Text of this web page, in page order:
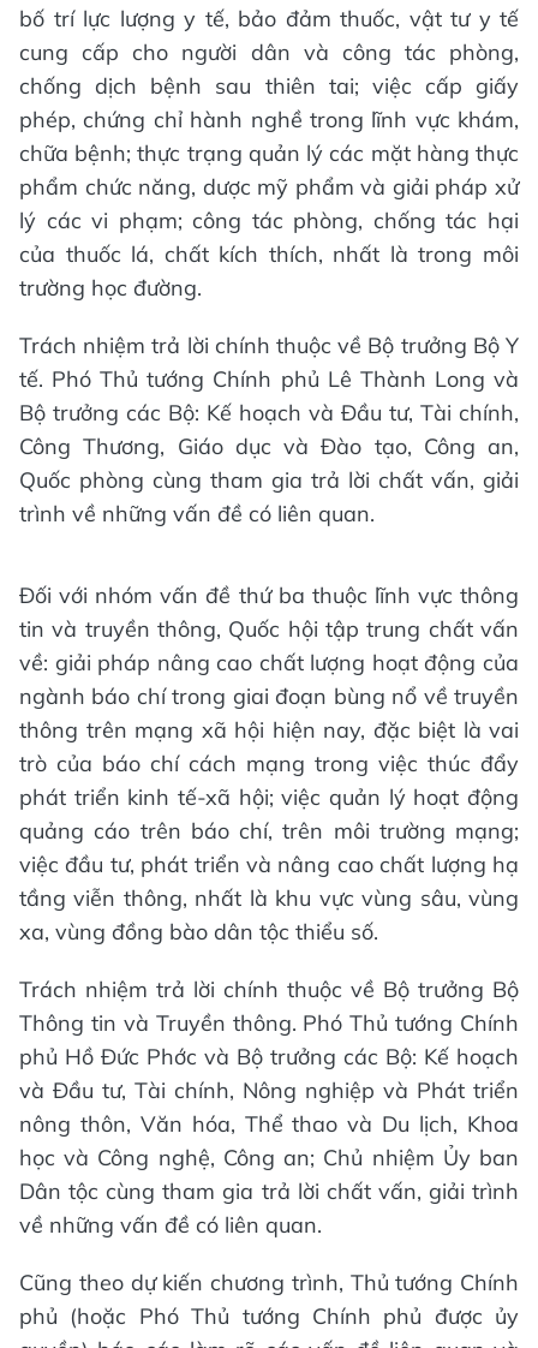
bố trí lực lượng y tế, bảo đảm thuốc, vật tư y tế
cung cấp cho người dân và công tác phòng,
chống dịch bệnh sau thiên tai; việc cấp giấy
phép, chứng chỉ hành nghề trong lĩnh vực khám,
chữa bệnh; thực trạng quản lý các mặt hàng thực
phẩm chức năng, dược mỹ phẩm và giải pháp xử
lý các vi phạm; công tác phòng, chống tác hại
của thuốc lá, chất kích thích, nhất là trong môi
trường học đường.
Trách nhiệm trả lời chính thuộc về Bộ trưởng Bộ Y
tế. Phó Thủ tướng Chính phủ Lê Thành Long và
Bộ trưởng các Bộ: Kế hoạch và Đầu tư, Tài chính,
Công Thương, Giáo dục và Đào tạo, Công an,
Quốc phòng cùng tham gia trả lời chất vấn, giải
trình về những vấn đề có liên quan.
Đối với nhóm vấn đề thứ ba thuộc lĩnh vực thông
tin và truyền thông, Quốc hội tập trung chất vấn
về: giải pháp nâng cao chất lượng hoạt động của
ngành báo chí trong giai đoạn bùng nổ về truyền
thông trên mạng xã hội hiện nay, đặc biệt là vai
trò của báo chí cách mạng trong việc thúc đẩy
phát triển kinh tế-xã hội; việc quản lý hoạt động
quảng cáo trên báo chí, trên môi trường mạng;
việc đầu tư, phát triển và nâng cao chất lượng hạ
tầng viễn thông, nhất là khu vực vùng sâu, vùng
xa, vùng đồng bào dân tộc thiểu số.
Trách nhiệm trả lời chính thuộc về Bộ trưởng Bộ
Thông tin và Truyền thông. Phó Thủ tướng Chính
phủ Hồ Đức Phớc và Bộ trưởng các Bộ: Kế hoạch
và Đầu tư, Tài chính, Nông nghiệp và Phát triển
nông thôn, Văn hóa, Thể thao và Du lịch, Khoa
học và Công nghệ, Công an; Chủ nhiệm Ủy ban
Dân tộc cùng tham gia trả lời chất vấn, giải trình
về những vấn đề có liên quan.
Cũng theo dự kiến chương trình, Thủ tướng Chính
phủ (hoặc Phó Thủ tướng Chính phủ được ủy